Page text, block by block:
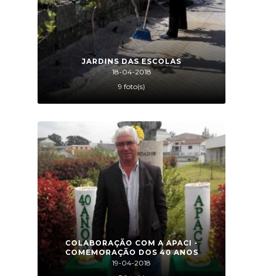
JARDINS DAS ESCOLAS
18-04-2018
9 foto(s)
COLABORAÇÃO COM A APACI -
COMEMORAÇÃO DOS 40 ANOS
19-04-2018